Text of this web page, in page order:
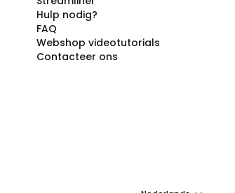
Hulp nodig?
FAQ
Webshop videotutorials
Contacteer ons